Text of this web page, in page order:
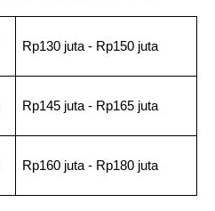
Rp130 juta - Rp150 juta
Rp145 juta - Rp165 juta
Rp160 juta - Rp180 juta